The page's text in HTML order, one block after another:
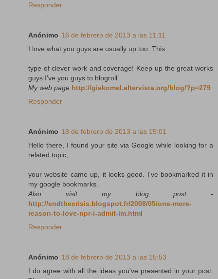
Responder
Anónimo 16 de febrero de 2013 a las 11:11
I love what you guys are usually up too. This
type of clever work and coverage! Keep up the great works
guys I've you guys to blogroll.
My web page http://giakomel.altervista.org/blog/?p=279
Responder
Anónimo 18 de febrero de 2013 a las 15:01
Hello there, I found your site via Google while looking for a
related topic,
your website came up, it looks good. I've bookmarked it in
my google bookmarks.
Also visit my blog post-
http://endthecrisis.blogspot.fr/2008/05/one-more-
reason-to-love-npr-i-admit-im.html
Responder
Anónimo 18 de febrero de 2013 a las 15:53
I do agree with all the ideas you've presented in your post.